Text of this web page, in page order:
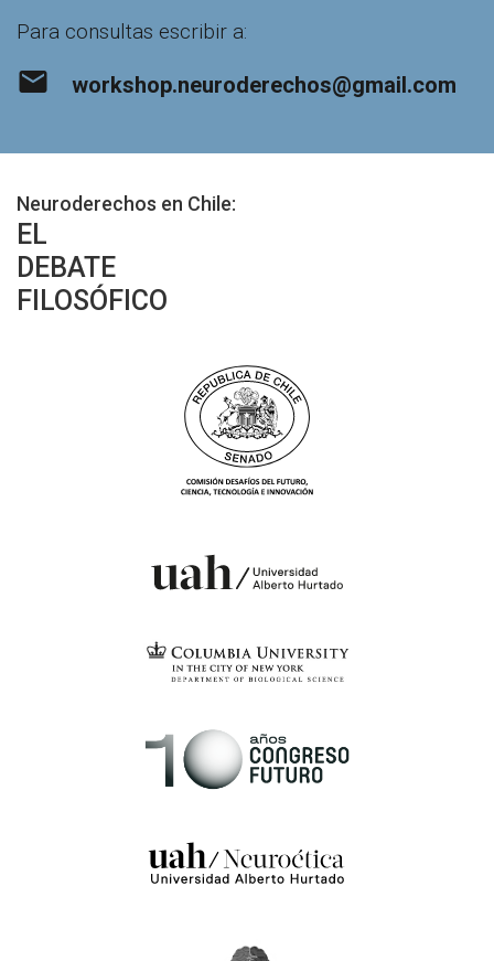
Para consultas escribir a:
email workshop.neuroderechos@gmail.com
Neuroderechos en Chile:
EL
DEBATE
FILOSÓFICO